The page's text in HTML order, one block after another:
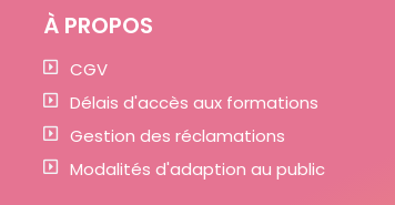
À PROPOS
CGV
Délais d'accès aux formations
Gestion des réclamations
Modalités d'adaption au public